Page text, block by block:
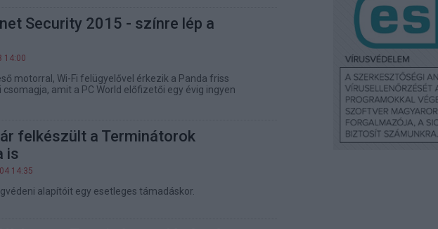
Security 2015 - színre lép a
14:00
motorral, Wi-Fi felügyelővel érkezik a Panda friss
amit a PC World előfizetői egy évig ingyen
felkészült a Terminátorok
is
14:35
alapítóit egy esetleges támadáskor.